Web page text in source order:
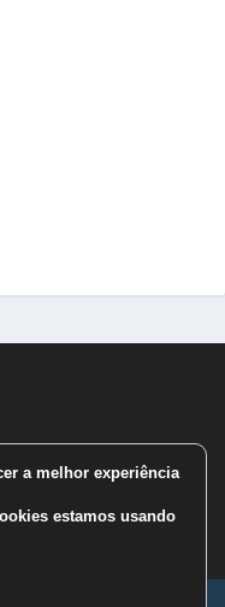
a melhor experiência
estamos usando